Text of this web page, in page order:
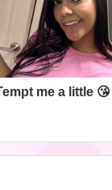
me a little 😘